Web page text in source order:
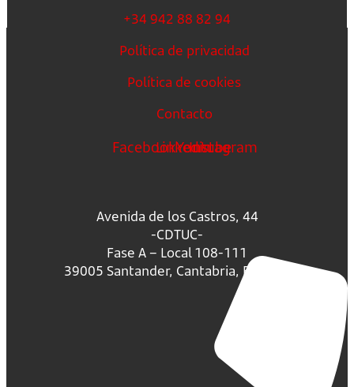
+34 942 88 82 94
Política de privacidad
Política de cookies
Contacto
FacebookLinkedin
Youtube
Instagram
Avenida de los Castros, 44
-CDTUC-
Fase A – Local 108-111
39005 Santander, Cantabria, España.